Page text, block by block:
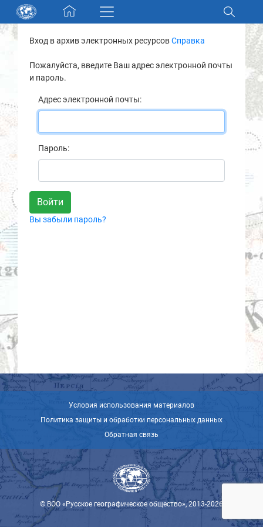
Skip navigation
Разделы и коллекции
Электронный каталог
Новости
О нас
Контакты
Партнеры
Вход в архив электронных ресурсовСправка
Пожалуйста, введите Ваш адрес электронной почты
и пароль.
Адрес электронной почты:
Пароль:
Вы забыли пароль?
Условия использования материалов
Политика защиты и обработки персональных данных
Обратная связь
© ВОО «Русское географическое общество», 2013-2026